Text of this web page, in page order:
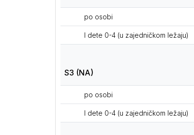
po osobi
I dete 0-4 (u zajedničkom ležaju)
S3 (NA)
po osobi
I dete 0-4 (u zajedničkom ležaju)